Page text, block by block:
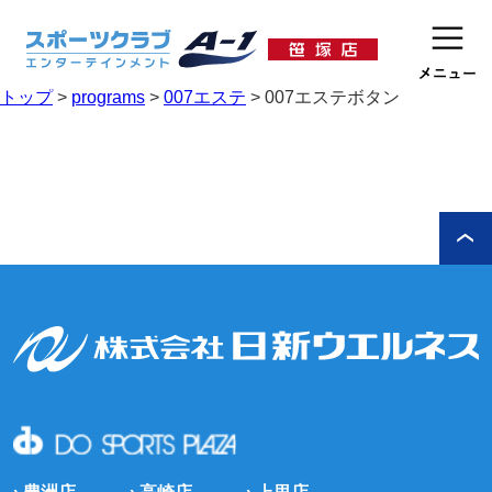
トップ> programs > 007エステ > 007エステボタン